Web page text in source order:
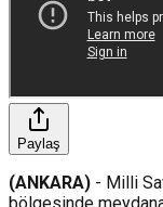
Paylaş
(ANKARA) - Milli
bölgesinde